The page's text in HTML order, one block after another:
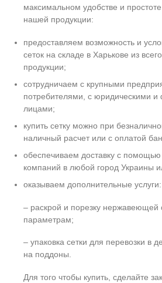
максимальном удобстве и
нашей продукции:
предоставляем возможность и
сеток на складе в Харькове из
продукции;
сотрудничаем с крупными
потребителями, с юридическими и
лицами;
купить сетку можно при
наличный расчет или с оплатой
обеспечиваем доставку с помощью
компаний в любой город Украины
оказываем дополнительные услуги:
– раскрой и порезку нержавеющей
параметрам;
– упаковка сетки для перевозки в
на поддоны.
Для того чтобы купить, сделайте